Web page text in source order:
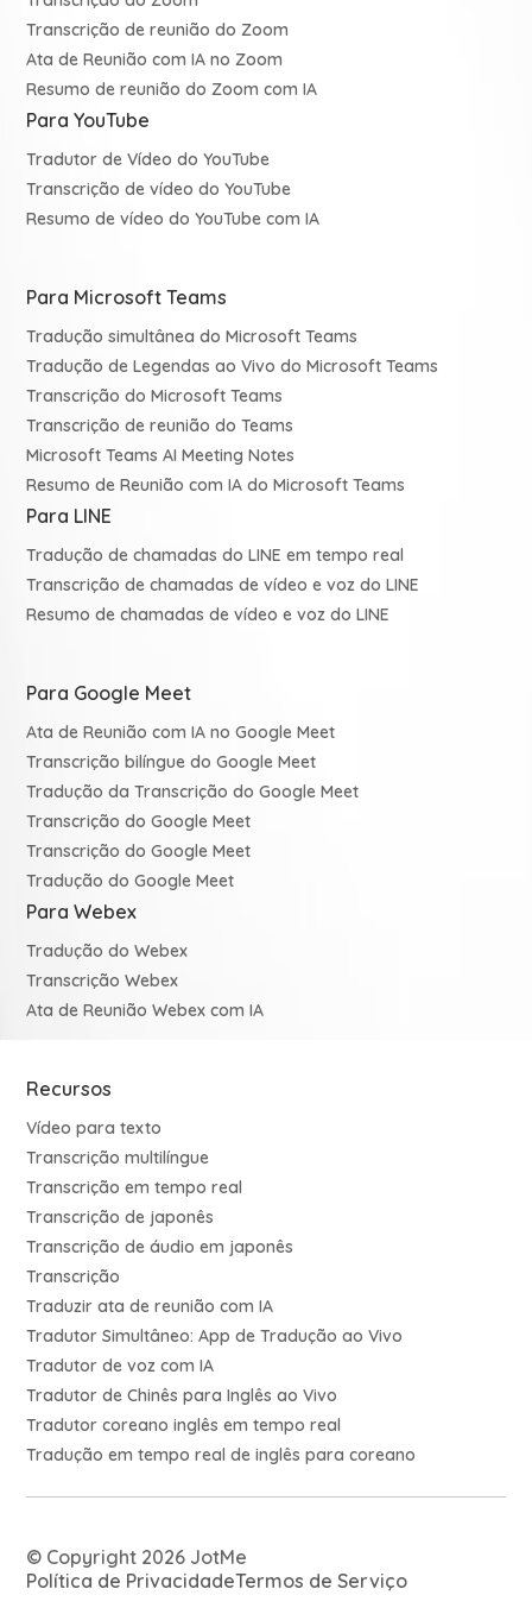
Transcrição de reunião do Zoom
Ata de Reunião com IA no Zoom
Resumo de reunião do Zoom com IA
Para YouTube
Tradutor de Vídeo do YouTube
Transcrição de vídeo do YouTube
Resumo de vídeo do YouTube com IA
Para Microsoft Teams
Tradução simultânea do Microsoft Teams
Tradução de Legendas ao Vivo do Microsoft Teams
Transcrição do Microsoft Teams
Transcrição de reunião do Teams
Microsoft Teams AI Meeting Notes
Resumo de Reunião com IA do Microsoft Teams
Para LINE
Tradução de chamadas do LINE em tempo real
Transcrição de chamadas de vídeo e voz do LINE
Resumo de chamadas de vídeo e voz do LINE
Para Google Meet
Ata de Reunião com IA no Google Meet
Transcrição bilíngue do Google Meet
Tradução da Transcrição do Google Meet
Transcrição do Google Meet
Transcrição do Google Meet
Tradução do Google Meet
Para Webex
Tradução do Webex
Transcrição Webex
Ata de Reunião Webex com IA
Recursos
Vídeo para texto
Transcrição multilíngue
Transcrição em tempo real
Transcrição de japonês
Transcrição de áudio em japonês
Transcrição
Traduzir ata de reunião com IA
Tradutor Simultâneo: App de Tradução ao Vivo
Tradutor de voz com IA
Tradutor de Chinês para Inglês ao Vivo
Tradutor coreano inglês em tempo real
Tradução em tempo real de inglês para coreano
© Copyright 2026 JotMe
Política de PrivacidadeTermos de Serviço